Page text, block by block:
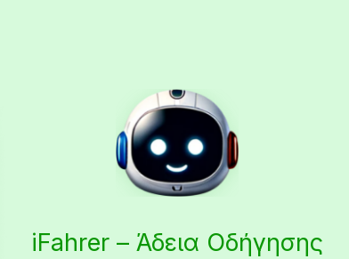
iFahrer – Άδεια Οδήγησης